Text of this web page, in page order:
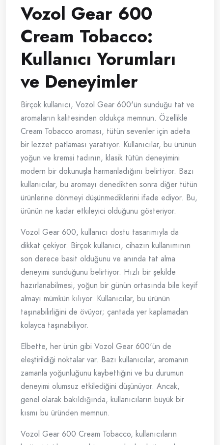
Vozol Gear 600
Cream Tobacco:
Kullanıcı Yorumları
ve Deneyimler
Birçok kullanıcı, Vozol Gear 600'ün sunduğu tat ve
aromaların kalitesinden oldukça memnun. Özellikle
Cream Tobacco aroması, tütün sevenler için adeta
bir lezzet patlaması yaratıyor. Kullanıcılar, bu ürünün
yoğun ve kremsi tadının, klasik tütün deneyimini
modern bir dokunuşla harmanladığını belirtiyor. Bazı
kullanıcılar, bu aromayı denedikten sonra diğer tütün
ürünlerine dönmeyi düşünmediklerini ifade ediyor. Bu,
ürünün ne kadar etkileyici olduğunu gösteriyor.
Vozol Gear 600, kullanıcı dostu tasarımıyla da
dikkat çekiyor. Birçok kullanıcı, cihazın kullanımının
son derece basit olduğunu ve anında tat alma
deneyimi sunduğunu belirtiyor. Hızlı bir şekilde
hazırlanabilmesi, yoğun bir günün ortasında bile keyif
almayı mümkün kılıyor. Kullanıcılar, bu ürünün
taşınabilirliğini de övüyor; çantada yer kaplamadan
kolayca taşınabiliyor.
Elbette, her ürün gibi Vozol Gear 600'ün de
eleştirildiği noktalar var. Bazı kullanıcılar, aromanın
zamanla yoğunluğunu kaybettiğini ve bu durumun
deneyimi olumsuz etkilediğini düşünüyor. Ancak,
genel olarak bakıldığında, kullanıcıların büyük bir
kısmı bu üründen memnun.
Vozol Gear 600 Cream Tobacco, kullanıcıların